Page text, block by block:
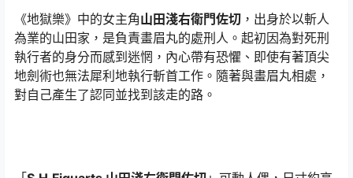
《地獄樂》中的女主角山田淺右衛門佐切 ，出身於以斬人
為業的山田家，是負責畫眉丸的處刑人。起初因為對死刑
執行者的身分而感到迷惘，內心帶有恐懼、即使有著頂尖
地劍術也無法犀利地執行斬首工作。隨著與畫眉丸相處，
對自己產生了認同並找到該走的路。